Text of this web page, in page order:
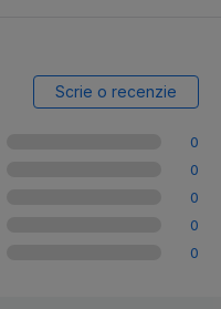
Scrie o recenzie
0
0
0
0
0